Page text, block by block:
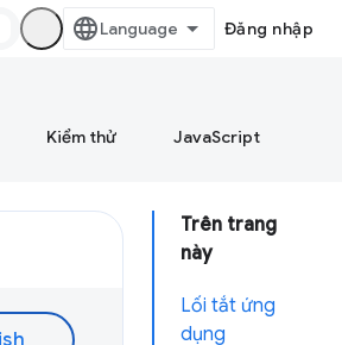
Đăng nhập
Kiểm thử JavaScript
Trên trang
này
Lối tắt ứng
dụng